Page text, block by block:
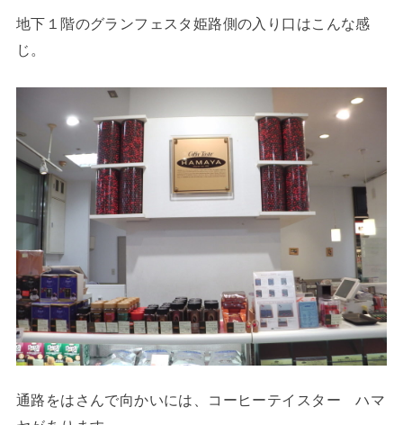
地下１階のグランフェスタ姫路側の入り口はこんな感
じ。
通路をはさんで向かいには、コーヒーテイスター ハマ